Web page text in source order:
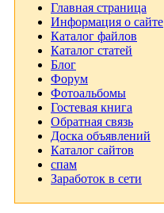
Главная страница
Информация о сайте
Каталог файлов
Каталог статей
Блог
Форум
Фотоальбомы
Гостевая книга
Обратная связь
Доска объявлений
Каталог сайтов
спам
Заработок в сети